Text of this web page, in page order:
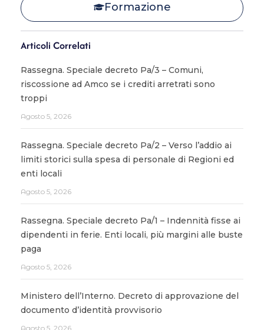
Formazione
Articoli Correlati
Rassegna. Speciale decreto Pa/3 – Comuni,
riscossione ad Amco se i crediti arretrati sono
troppi
Agosto 5, 2026
Rassegna. Speciale decreto Pa/2 – Verso l’addio ai
limiti storici sulla spesa di personale di Regioni ed
enti locali
Agosto 5, 2026
Rassegna. Speciale decreto Pa/1 – Indennità fisse ai
dipendenti in ferie. Enti locali, più margini alle buste
paga
Agosto 5, 2026
Ministero dell’Interno. Decreto di approvazione del
documento d’identità provvisorio
Agosto 5, 2026